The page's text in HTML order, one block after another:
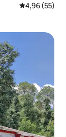
Note
4,96 (55)